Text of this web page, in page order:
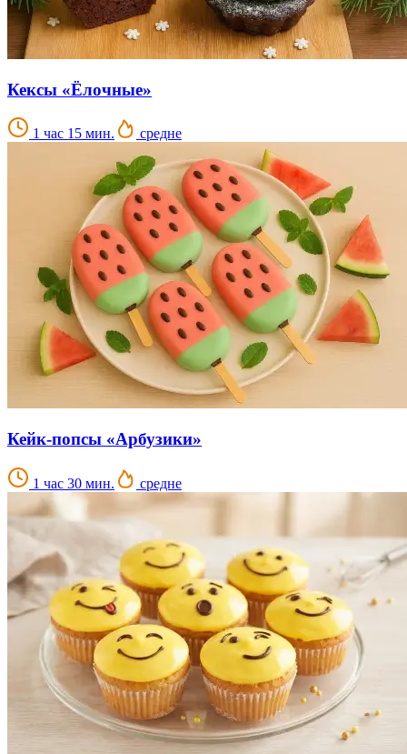
Кексы «Ёлочные»
1 час 15 мин. средне
Кейк-попсы «Арбузики»
1 час 30 мин. средне